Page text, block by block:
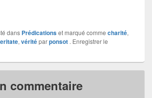
dans Prédicationset marqué comme charité,
, véritéparponsot . Enregistrer le
commentaire